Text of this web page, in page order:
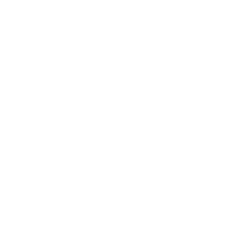
-ganadora del Concurso
fiesta.